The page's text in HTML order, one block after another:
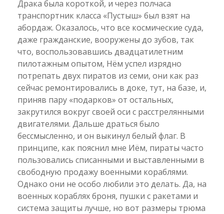
Драка была короткой, и через полчаса
транспортник класса «Пустыш» был взят на
абордаж. Оказалось, что все космические суда,
даже гражданские, вооружены до зубов, так
что, воспользовавшись двадцатилетним
пилотажным опытом, Нём успел изрядно
потрепать двух пиратов из семи, они как раз
сейчас ремонтировались в доке, тут, на базе, и,
приняв пару «подарков» от остальных,
закрутился вокруг своей оси с расстрелянными
двигателями. Дальше драться было
бессмысленно, и он выкинул белый флаг. В
принципе, как пояснил мне Иём, пираты часто
пользовались списанными и выставленными в
свободную продажу военными кораблями.
Однако они не особо любили это делать. Да, на
военных кораблях броня, пушки с ракетами и
система защиты лучше, но вот размеры трюма